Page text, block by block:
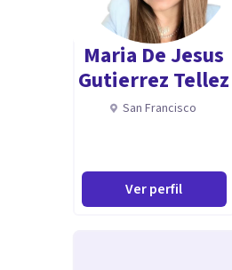
Maria De Jesus
Gutierrez Tellez
San Francisco
Ver perfil